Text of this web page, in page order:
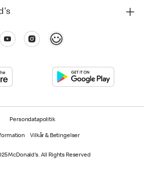
Persondatapolitik
Vilkår & Betingelser
McDonald's. All Rights Reserved